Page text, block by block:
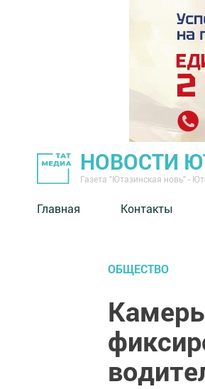
НОВОСТИ
Газета "Ютазинская новь" -
Главная Контакты
ОБЩЕСТВО